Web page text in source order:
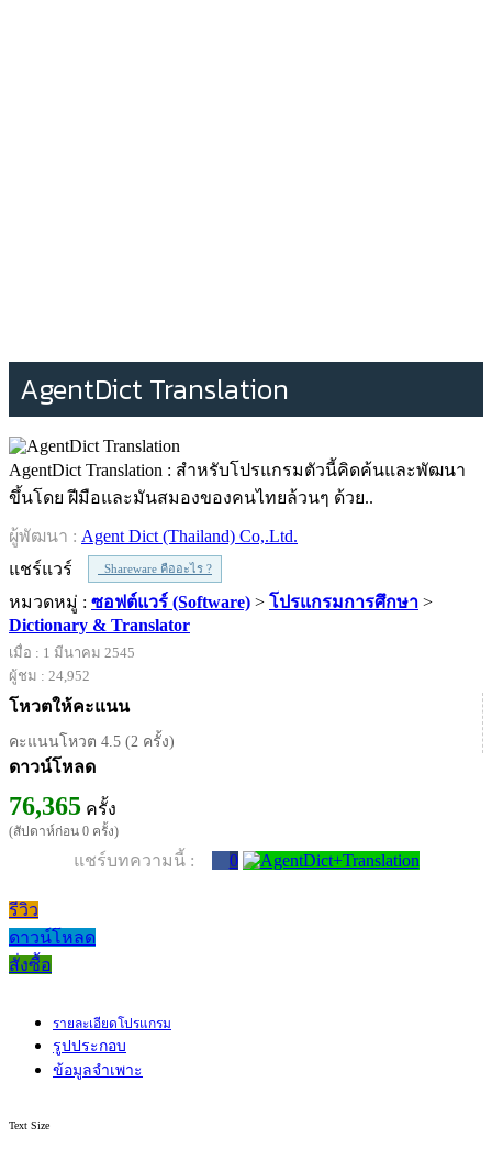
AgentDict Translation
AgentDict Translation : สำหรับโปรแกรมตัวนี้คิดค้นและพัฒนา
ขึ้นโดย ฝีมือและมันสมองของคนไทยล้วนๆ ด้วย..
ผู้พัฒนา : Agent Dict (Thailand) Co,.Ltd.
แชร์แวร์
Shareware คืออะไร ?
หมวดหมู่ : ซอฟต์แวร์ (Software) > โปรแกรมการศึกษา >
Dictionary & Translator
เมื่อ : 1 มีนาคม 2545
ผู้ชม : 24,952
โหวตให้คะแนน
คะแนนโหวต 4.5 (2 ครั้ง)
ดาวน์โหลด
76,365 ครั้ง
(สัปดาห์ก่อน 0 ครั้ง)
แชร์บทความนี้ : 0
รีวิว
ดาวน์โหลด
สั่งซื้อ
รายละเอียดโปรแกรม
รูปประกอบ
ข้อมูลจำเพาะ
Text Size